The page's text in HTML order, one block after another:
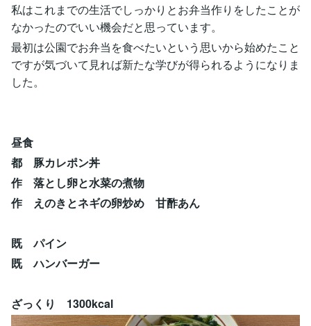
私はこれまでの生活でしっかりとお弁当作りをしたことが
なかったのでいい機会だと思っています。
最初は公園でお弁当を食べたいという思いから始めたこと
ですが気づいて見れば新たな学びが得られるようになりま
した。
昼食
都 豚カレポン丼
作 落とし卵と水菜の煮物
作 えのきとネギの卵炒め 甘酢あん
既 パイン
既 ハンバーガー
ざっくり 1300kcal